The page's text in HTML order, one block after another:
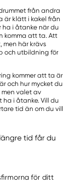
från andra
är klätt i kakel från
ha i åtanke när du
komma att ta. Att
men här krävs
och utbildning för
kommer att ta är
och hur mycket du
valet av
i åtanke. Vill du
tid än om du vill
tid får du
för ditt